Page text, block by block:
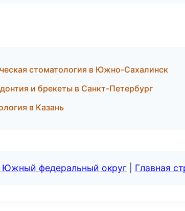
стоматология в Южно-Сахалинск
и брекеты в Санкт-Петербург
в Казань
Южный федеральный округ Главная